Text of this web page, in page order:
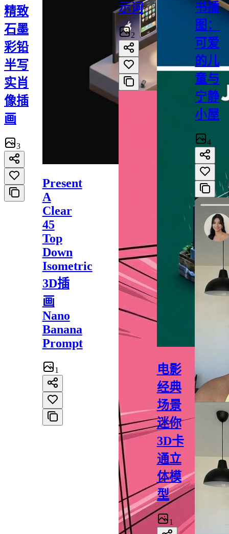
精致
石墨
彩铅
半写
实肖
像插
画
3
Present
A
Clear
45
Top
Down
Isometric
3D插
画
Nano
Banana
Prompt
1
示词
2
电影
经典
场景
迷你
3D卡
通立
体模
型
1
书插
图：
可爱
的儿
童与
宁静
小屋
4